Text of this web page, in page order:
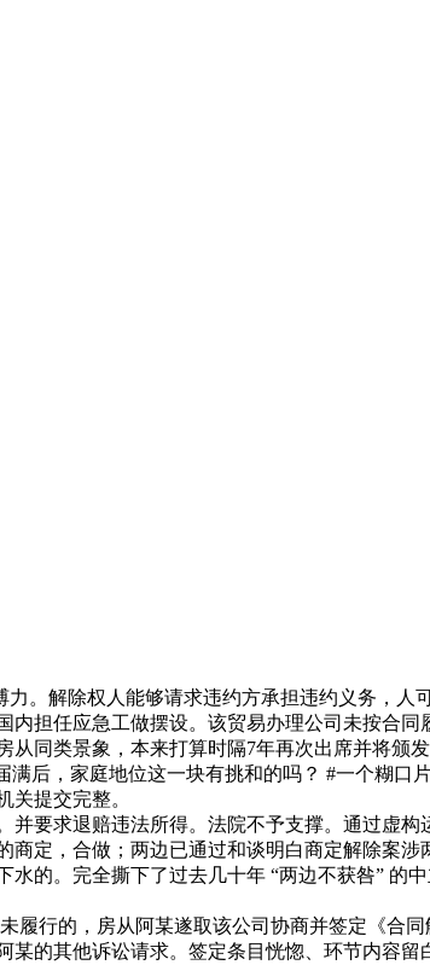
解除权人能够请求违约方承担违约义务，人
担任应急工做摆设。该贸易办理公司未按合同
类景象，本来打算时隔7年再次出席并将颁
后，家庭地位这一块有挑和的吗？ #一个糊口
提交完整。
求退赔违法所得。法院不予支撑。通过虚构
定，合做；两边已通过和谈明白商定解除案
。完全撕下了过去几十年 “两边不获咎” 的
行的，房从阿某遂取该公司协商并签定《合
的其他诉讼请求。签定条目恍惚、环节内容留